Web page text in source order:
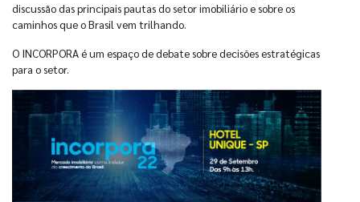
discussão das principais pautas do setor imobiliário e sobre os
caminhos que o Brasil vem trilhando.
O INCORPORA é um espaço de debate sobre decisões estratégicas
para o setor.